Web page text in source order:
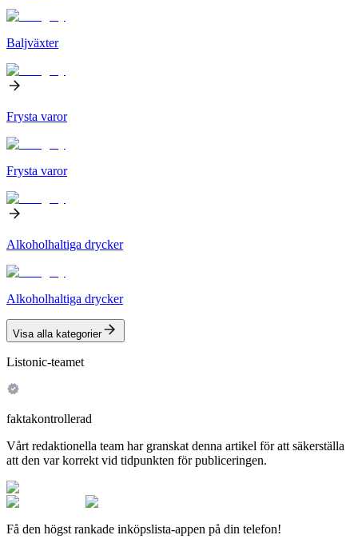
Baljväxter
Frysta varor
Frysta varor
Alkoholhaltiga drycker
Alkoholhaltiga drycker
Visa alla kategorier
Listonic-teamet
faktakontrollerad
Vårt redaktionella team har granskat denna artikel för att säkerställa
att den var korrekt vid tidpunkten för publiceringen.
Få den högst rankade inköpslista-appen på din telefon!